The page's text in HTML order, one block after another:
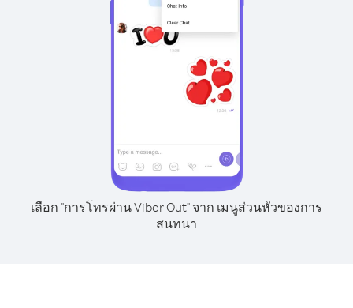
เลือก "การโทรผ่าน Viber Out" จาก เมนูส่วนหัวของการ
สนทนา